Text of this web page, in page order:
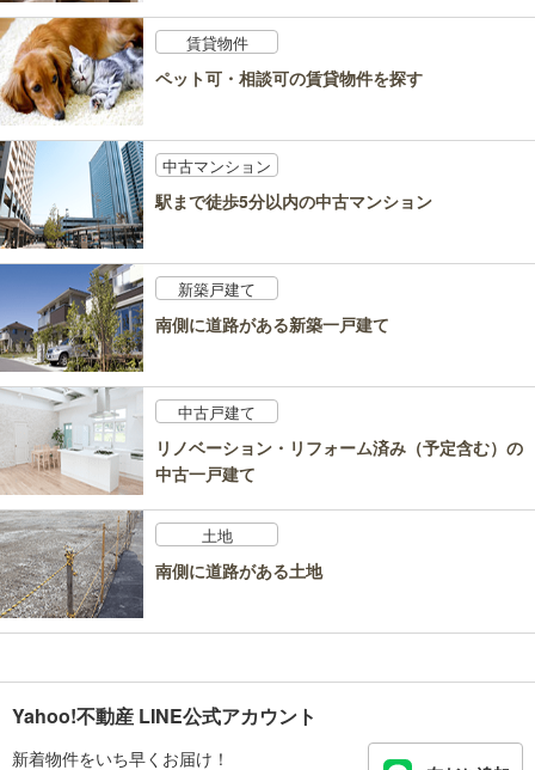
賃貸物件
ペット可・相談可の賃貸物件を探す
中古マンション
駅まで徒歩5分以内の中古マンション
新築戸建て
南側に道路がある新築一戸建て
中古戸建て
リノベーション・リフォーム済み（予定含む）の
中古一戸建て
土地
南側に道路がある土地
Yahoo!不動産 LINE公式アカウント
新着物件をいち早くお届け！